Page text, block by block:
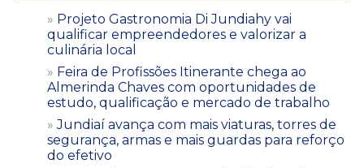
Projeto Gastronomia Di Jundiahy vai
qualificar empreendedores e valorizar a
culinária local
Feira de Profissões Itinerante chega ao
Almerinda Chaves com oportunidades de
estudo, qualificação e mercado de trabalho
Jundiaí avança com mais viaturas, torres de
segurança, armas e mais guardas para reforço
do efetivo